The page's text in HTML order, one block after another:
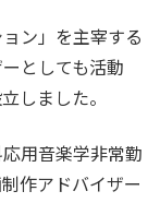
ン」を主宰する
としても活動
しました。
用音楽学非常勤
作アドバイザー